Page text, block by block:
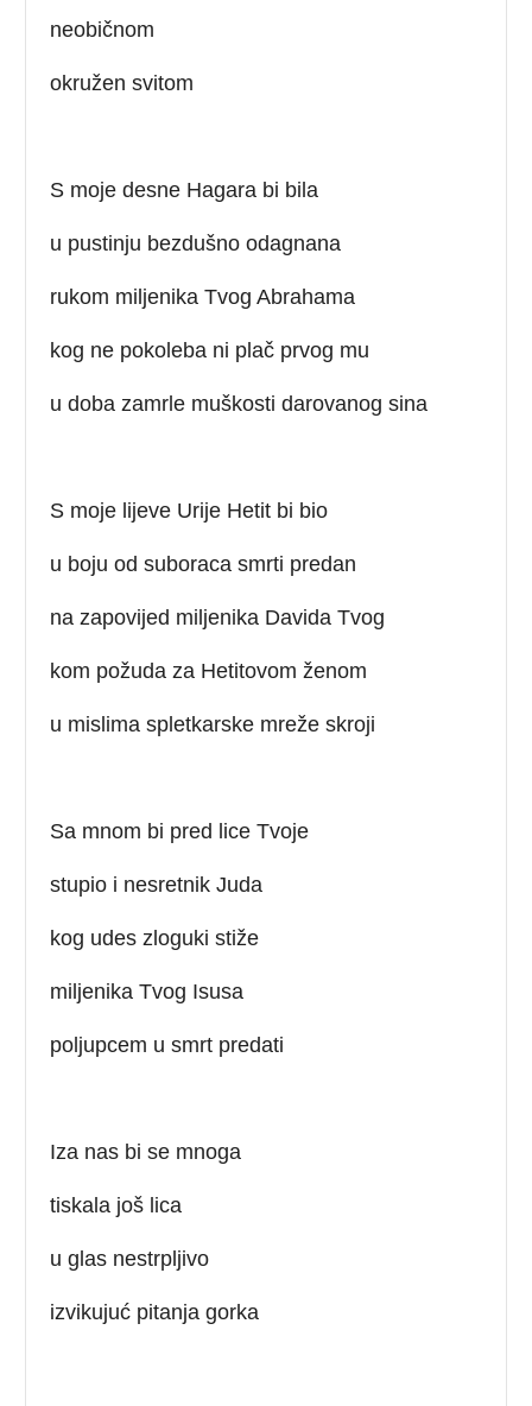
neobičnom
okružen svitom
S moje desne Hagara bi bila
u pustinju bezdušno odagnana
rukom miljenika Tvog Abrahama
kog ne pokoleba ni plač prvog mu
u doba zamrle muškosti darovanog sina
S moje lijeve Urije Hetit bi bio
u boju od suboraca smrti predan
na zapovijed miljenika Davida Tvog
kom požuda za Hetitovom ženom
u mislima spletkarske mreže skroji
Sa mnom bi pred lice Tvoje
stupio i nesretnik Juda
kog udes zloguki stiže
miljenika Tvog Isusa
poljupcem u smrt predati
Iza nas bi se mnoga
tiskala još lica
u glas nestrpljivo
izvikujuć pitanja gorka